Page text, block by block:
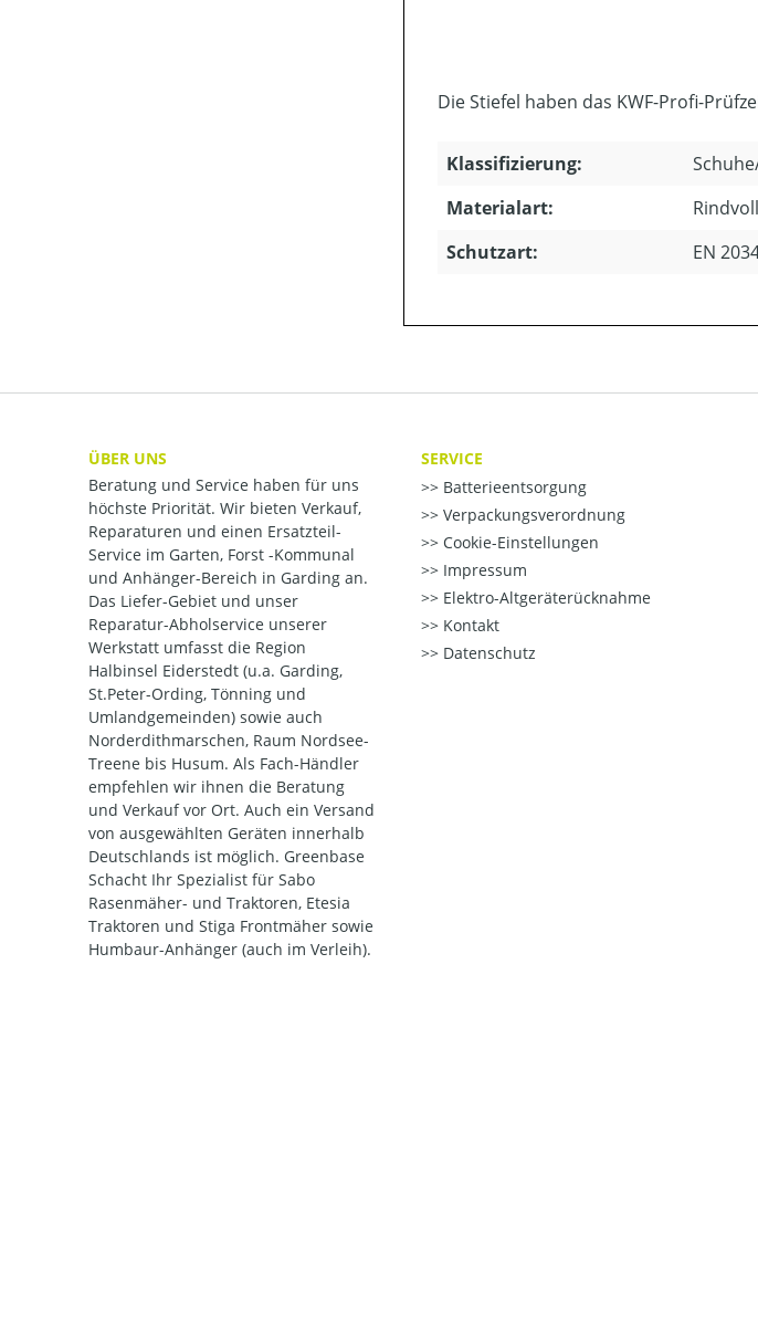
Die Stiefel haben das KWF-Profi-
Klassifizierung:
Materialart:
Schutzart:
EN
ÜBER UNS
Beratung und Service haben für uns
höchste Priorität. Wir bieten Verkauf,
Reparaturen und einen Ersatzteil-
Service im Garten, Forst -Kommunal
und Anhänger-Bereich in Garding an.
Das Liefer-Gebiet und unser
Reparatur-Abholservice unserer
Werkstatt umfasst die Region
Halbinsel Eiderstedt (u.a. Garding,
St.Peter-Ording, Tönning und
Umlandgemeinden) sowie auch
Norderdithmarschen, Raum Nordsee-
Treene bis Husum. Als Fach-Händler
empfehlen wir ihnen die Beratung
und Verkauf vor Ort. Auch ein Versand
von ausgewählten Geräten innerhalb
Deutschlands ist möglich. Greenbase
Schacht Ihr Spezialist für Sabo
Rasenmäher- und Traktoren, Etesia
Traktoren und Stiga Frontmäher sowie
Humbaur-Anhänger (auch im Verleih).
SERVICE
Batterieentsorgung
Verpackungsverordnung
Cookie-Einstellungen
Impressum
Elektro-Altgeräterücknahme
Kontakt
Datenschutz